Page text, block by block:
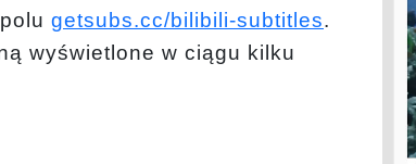
getsubs.cc/bilibili-subtitles.
wyświetlone w ciągu kilku